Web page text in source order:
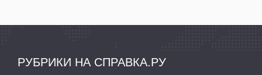
РУБРИКИ НА СПРАВКА.РУ